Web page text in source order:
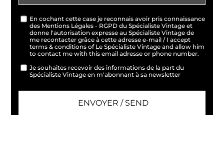
En cochant cette case je reconnais avoir pris connaissance
des Mentions Légales - RGPD du Spécialiste Vintage et
donne l'autorisation expresse au Spécialiste Vintage de
me recontacter grâce à cette adresse e-mail / I accept
terms & conditions of Le Spécialiste Vintage and allow him
to contact me with this email adresse or phone number.
Je souhaites recevoir des informations de la part du
Spécialiste Vintage en m'abonnant à sa newsletter